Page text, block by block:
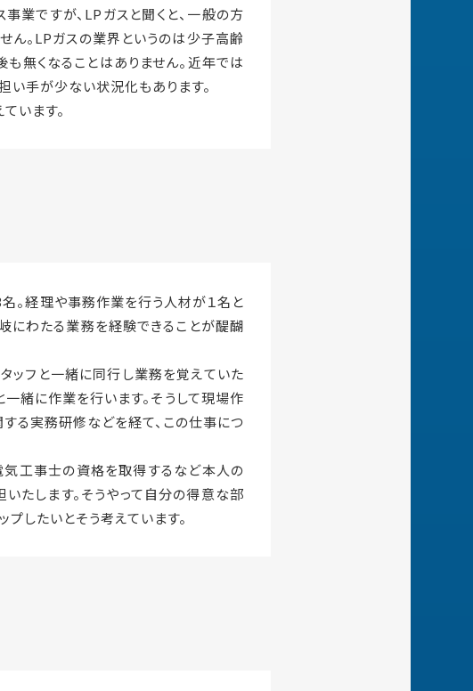
業ですが、LPガスと聞くと、一般の方
ん。LPガスの業界というのは少子高齢
無くなることはありません。近年では
い手が少ない状況化もあります。
います。
。経理や事務作業を行う人材が１名と
にわたる業務を経験できることが醍醐
ッフと一緒に同行し業務を覚えていた
緒に作業を行います。そうして現場作
る実務研修などを経て、この仕事につ
気工事士の資格を取得するなど本人の
たします。そうやって自分の得意な部
したいとそう考えています。